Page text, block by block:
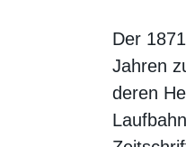
Der
Jahren
deren